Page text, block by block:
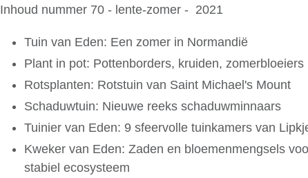
Inhoud nummer 70 - lente-zomer - 2021
Tuin van Eden: Een zomer in Normandië
Plant in pot: Pottenborders, kruiden, zomerbloeiers
Rotsplanten: Rotstuin van Saint Michael's Mount
Schaduwtuin: Nieuwe reeks schaduwminnaars
Tuinier van Eden: 9 sfeervolle tuinkamers van
Kweker van Eden: Zaden en bloemenmengsels
stabiel ecosysteem